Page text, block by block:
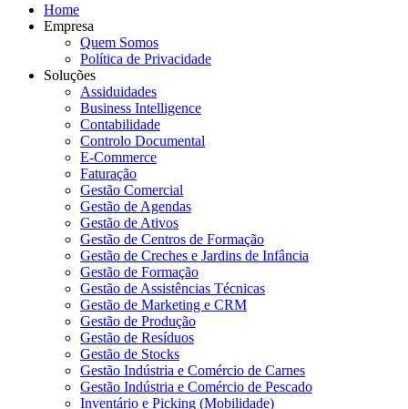
Home
Empresa
Quem Somos
Política de Privacidade
Soluções
Assiduidades
Business Intelligence
Contabilidade
Controlo Documental
E-Commerce
Faturação
Gestão Comercial
Gestão de Agendas
Gestão de Ativos
Gestão de Centros de Formação
Gestão de Creches e Jardins de Infância
Gestão de Formação
Gestão de Assistências Técnicas
Gestão de Marketing e CRM
Gestão de Produção
Gestão de Resíduos
Gestão de Stocks
Gestão Indústria e Comércio de Carnes
Gestão Indústria e Comércio de Pescado
Inventário e Picking (Mobilidade)